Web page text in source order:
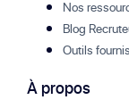
Nos
Blog
Outils fournis
À propos